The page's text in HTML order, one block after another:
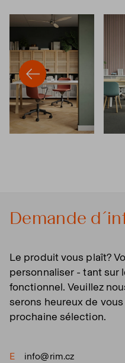
Demande
Le produit vous plaît?
personnaliser - tant sur
fonctionnel. Veuillez
serons heureux de
prochaine sélection.
E
info@rim.cz